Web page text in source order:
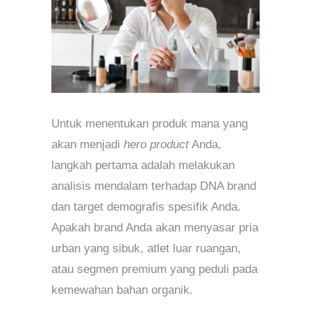
Untuk menentukan produk mana yang
akan menjadi hero productAnda,
langkah pertama adalah melakukan
analisis mendalam terhadap DNA brand
dan target demografis spesifik Anda.
Apakah brand Anda akan menyasar pria
urban yang sibuk, atlet luar ruangan,
atau segmen premium yang peduli pada
kemewahan bahan organik.